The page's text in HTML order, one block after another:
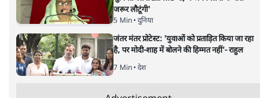
का झुकाव एक लंबा रणनीतिक नज़रिया है या वैश्विक दबावों और
अमेरिकी अनिश्चितता की वजह से उठाया गया एक कदम है? वरिष्ठ
पत्रकार सतीश झा का आकलनः
कूटनीति में समय ही सबसेबड़ा कारक होता है। भारत का यूरोप की
ओर ताज़ा झुकाव—जिसका ठोस रूप हाल ही में संपन्न भारत–